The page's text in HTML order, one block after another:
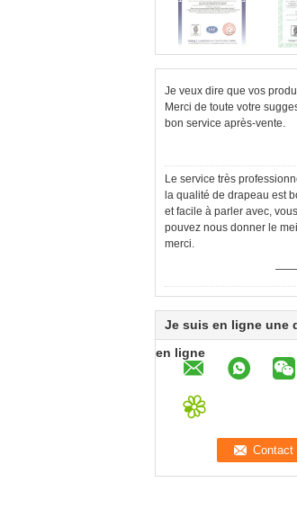
Je veux dire que vos
Merci de toute votre
bon service après-vente.
Le service très
la qualité de drapeau est
et facile à parler avec,
pouvez nous donner le
merci.
——
Je suis en ligne une
en ligne